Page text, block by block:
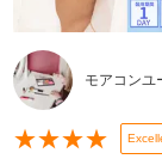
モアコンユ
★★★★